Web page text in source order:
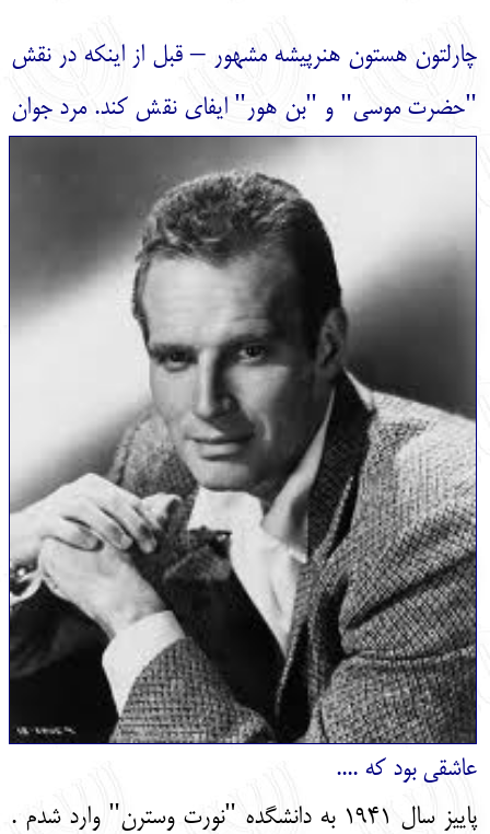
چارلتون هستون هنرپیشه مشهور – قبل از اینکه در نقش
"حضرت موسی" و "بن هور" ایفای نقش کند. مرد جوان
عاشقی بود که ....
پاییز سال 1941 به دانشگده "نورت وسترن" وارد شدم .